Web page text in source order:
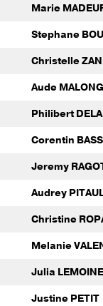
Marie
Stephane
Christelle
Aude
Philibert
Corentin
Jeremy
Audrey
Christine
Melanie
Julia LEMOINE
Justine PETIT